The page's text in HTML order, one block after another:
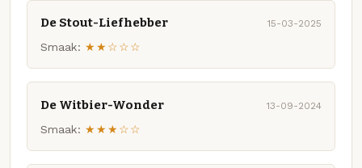
De Stout-Liefhebber 15-03-2025
Smaak: ★★☆☆☆
De Witbier-Wonder 13-09-2024
Smaak: ★★★☆☆